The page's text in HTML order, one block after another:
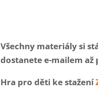
Všechny materiály si
dostanete e-mailem až
Hra pro děti ke stažení